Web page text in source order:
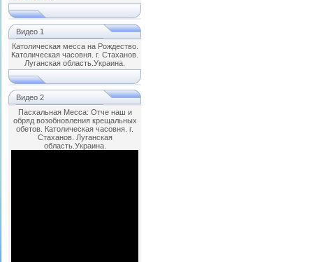
Видео 1
Католическая месса на Рождество.
Католическая часовня. г. Стаханов.
Луганская область.Украина.
Видео 2
Пасхальная Месса: Отче наш и
обряд возобновления крещальных
обетов. Католическая часовня. г.
Стаханов. Луганская
область.Украина.